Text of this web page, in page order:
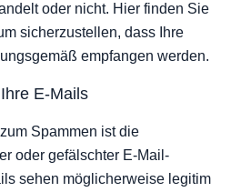
oder nicht. Hier finden Sie
sicherzustellen, dass Ihre
empfangen werden.
E-Mails
Spammen ist die
oder gefälschter E-Mail-
sehen möglicherweise legitim